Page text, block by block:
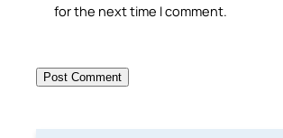
for the next time I comment.